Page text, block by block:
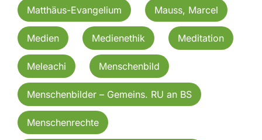
Matthäus-Evangelium Mauss, Marcel
Medien Medienethik Meditation
Meleachi Menschenbild
Menschenbilder – Gemeins. RU an BS
Menschenrechte